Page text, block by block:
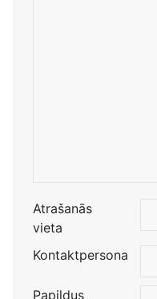
Atrašanās
vieta
Kontaktpersona
Papildus